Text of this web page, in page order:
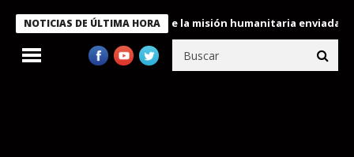
NOTICIAS DE ÚLTIMA HORA
a miembros de la misión humanitaria enviada a